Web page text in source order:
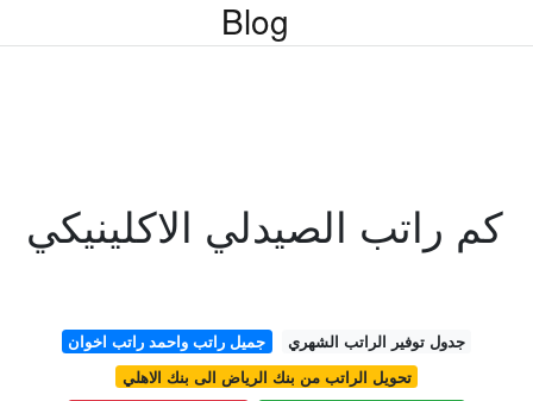
Blog
كم راتب الصيدلي الاكلينيكي
جميل راتب واحمد راتب اخوان
جدول توفير الراتب الشهري
تحويل الراتب من بنك الرياض الى بنك الاهلي